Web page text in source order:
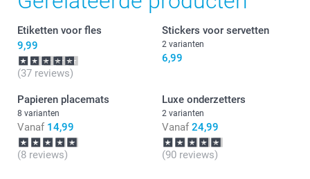
Etiketten voor fles
9,99
(37 reviews)
Stickers voor servetten
2 varianten
6,99
Papieren placemats
8 varianten
Vanaf 14,99
(8 reviews)
Luxe onderzetters
2 varianten
Vanaf 24,99
(90 reviews)